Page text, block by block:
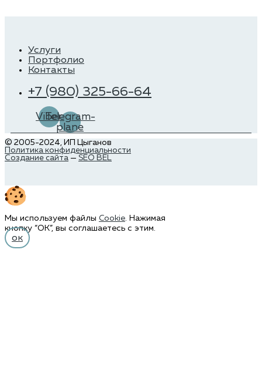
Услуги
Портфолио
Контакты
+7 (980) 325-66-64
Viber
Telegram-
plane
© 2005-2024, ИП Цыганов
Политика конфиденциальности
Создание сайта — SEO BEL
Мы используем файлы Cookie . Нажимая
кнопку “ОК”, вы соглашаетесь с этим.
ок